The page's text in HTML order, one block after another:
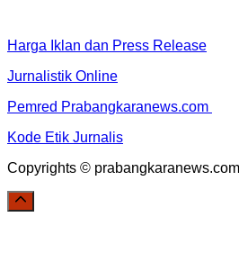
Harga Iklan dan Press Release
Jurnalistik Online
Pemred Prabangkaranews.com
Kode Etik Jurnalis
Copyrights © prabangkaranews.com